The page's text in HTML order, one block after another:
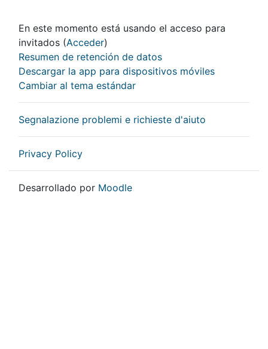
En este momento está usando el acceso para
invitados (Acceder)
Resumen de retención de datos
Descargar la app para dispositivos móviles
Cambiar al tema estándar
Segnalazione problemi e richieste d'aiuto
Privacy Policy
Desarrollado por Moodle